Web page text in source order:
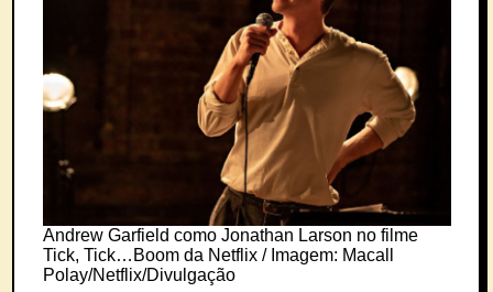
Andrew Garfield como Jonathan Larson no filme
Tick, Tick…Boom da Netflix / Imagem: Macall
Polay/Netflix/Divulgação